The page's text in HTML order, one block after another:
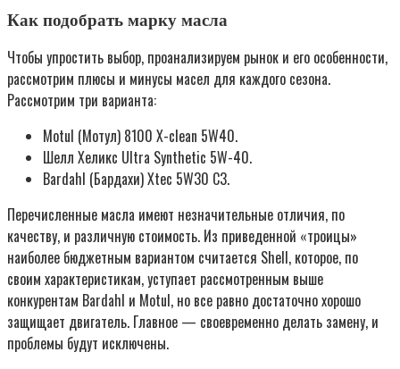
Как подобрать марку масла
Чтобы упростить выбор, проанализируем рынок и его особенности,
рассмотрим плюсы и минусы масел для каждого сезона.
Рассмотрим три варианта:
Motul (Мотул) 8100 X-clean 5W40.
Шелл Хеликс Ultra Synthetic 5W-40.
Bardahl (Бардахи) Xtec 5W30 C3.
Перечисленные масла имеют незначительные отличия, по
качеству, и различную стоимость. Из приведенной «троицы»
наиболее бюджетным вариантом считается Shell, которое, по
своим характеристикам, уступает рассмотренным выше
конкурентам Bardahl и Motul, но все равно достаточно хорошо
защищает двигатель. Главное — своевременно делать замену, и
проблемы будут исключены.